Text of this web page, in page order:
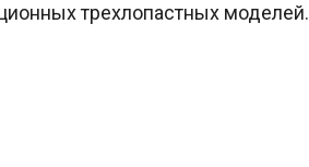
трехлопастных моделей.